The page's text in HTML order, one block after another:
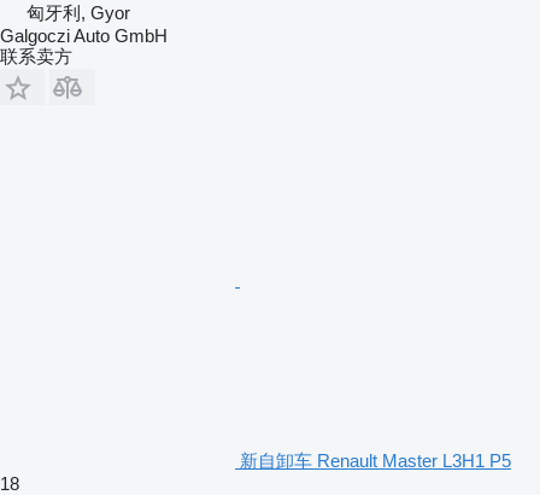
匈牙利, Gyor
Galgoczi Auto GmbH
联系卖方
新自卸车 Renault Master L3H1 P5
18